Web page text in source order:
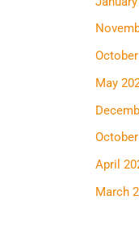
h
f
o
r
:
May
April
March